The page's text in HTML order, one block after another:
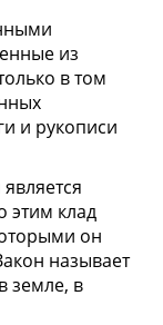
из
в том
и рукописи
этим клад
он
называет
земле, в